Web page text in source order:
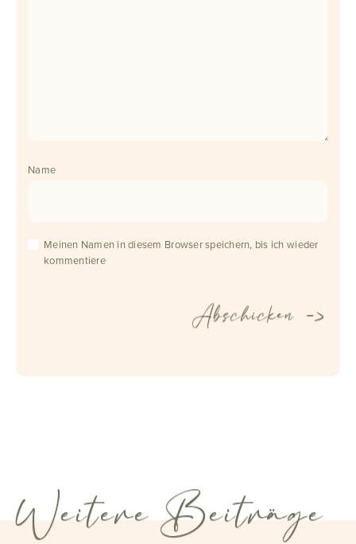
Name
Meinen Namen in diesem Browser speichern, bis ich wieder
kommentiere
Weitere Beiträge